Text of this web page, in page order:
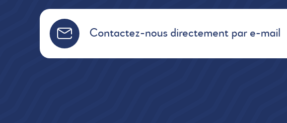
Contactez-nous directement par e-mail